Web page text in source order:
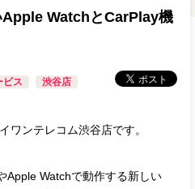
WatchとCarPlay機
ビス 渋谷店
ワンテレコム渋谷店です。
Apple Watchで動作する新しい